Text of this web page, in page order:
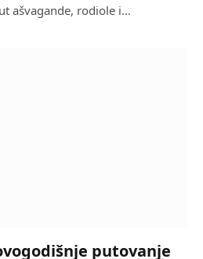
ašvagande, rodiole i…
putovanje